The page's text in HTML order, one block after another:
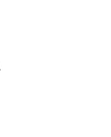
«Госуслуги» и
этим
А также можно